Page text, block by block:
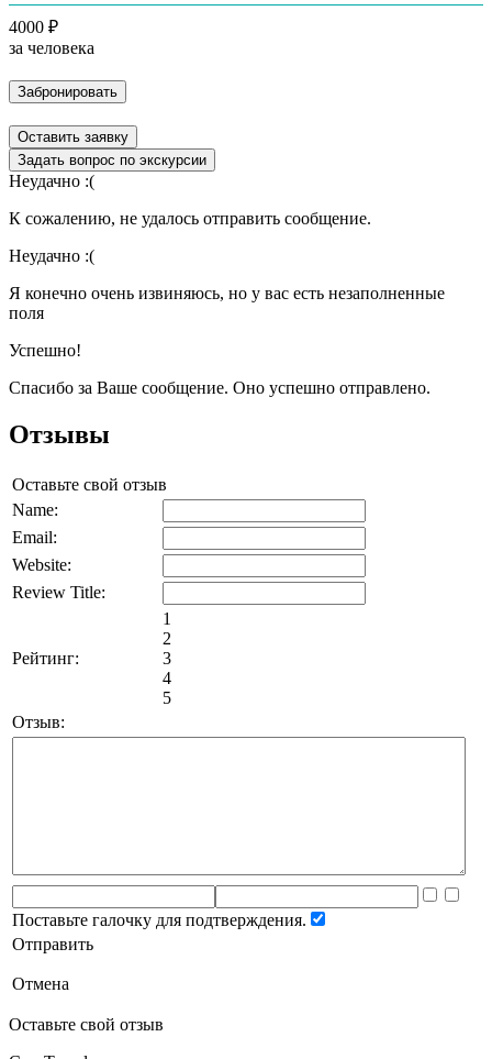
4000 ₽
за человека
Забронировать
Оставить заявку
Задать вопрос по экскурсии
Неудачно :(
К сожалению, не удалось отправить сообщение.
Неудачно :(
Я конечно очень извиняюсь, но у вас есть незаполненные
поля
Успешно!
Спасибо за Ваше сообщение. Оно успешно отправлено.
Отзывы
Оставьте свой отзыв
Name:
Email:
Website:
Review Title:
Рейтинг:
1
2
3
4
5
Отзыв:
Поставьте галочку для подтверждения.
Отправить
Отмена
Оставьте свой отзыв